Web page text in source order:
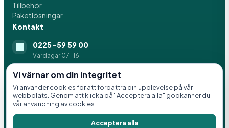
Vi värnar om din integritet
Vi använder cookies för att förbättra din upplevelse på vår
webbplats. Genom att klicka på "Acceptera alla" godkänner du
vår användning av cookies.
Acceptera alla
Tillbehör
Paketlösningar
Kontakt
0225-59 59 00
Vardagar 07-16
info@svenskaflytblock.se
Idrottsvägen 8, 776 21 Hedemora